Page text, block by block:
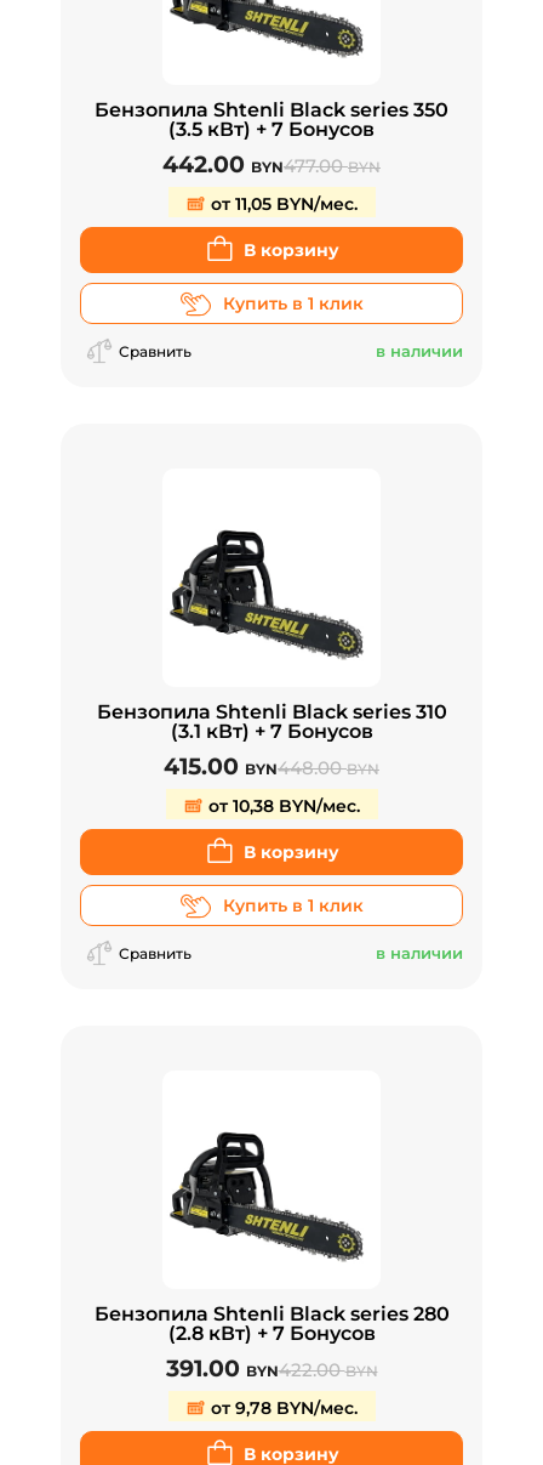
Бензопила Shtenli Black series 350
(3.5 кВт) + 7 Бонусов
442.00 BYN477.00BYN
от 11,05 BYN/мес.
В корзину
Купить в 1 клик
Сравнить в наличии
Бензопила Shtenli Black series 310
(3.1 кВт) + 7 Бонусов
415.00 BYN448.00BYN
от 10,38 BYN/мес.
В корзину
Купить в 1 клик
Сравнить в наличии
Бензопила Shtenli Black series 280
(2.8 кВт) + 7 Бонусов
391.00 BYN422.00BYN
от 9,78 BYN/мес.
В корзину